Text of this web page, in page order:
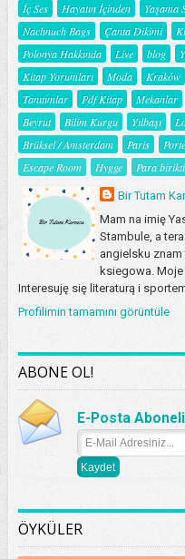
İç Ses Hayatın İçinden Yaşama
Nachnuch Bags
Çanta Dikimi
Polonya Hakkında
Live blog
Kitap Yorumları
Moda Kraków
Tanıtımlar
Pdf Kitap Mekanlar
Beyrut
Bilim Kurgu Yılbaşı
Brüksel / Amsterdam
Paris
Escape Room
Hygge Para
Bir Tutam
Mam na imię
Stambule, a
angielsku
ksiegowa.
Interesuję się literaturą i
Profilimin tamamını görüntüle
ABONE OL!
E-Posta
ÖYKÜLER